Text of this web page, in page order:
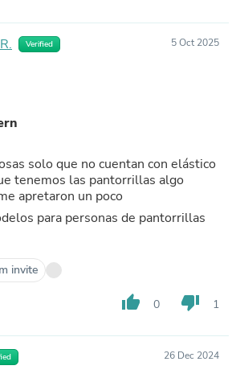
Verified 5 Oct 2025
solo que no cuentan con elástico
tenemos las pantorrillas algo
apretaron un poco
para personas de pantorrillas
invite
thumb_up 0 thumb_down 1
26 Dec 2024